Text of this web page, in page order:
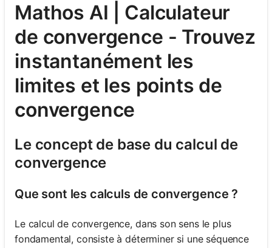
Mathos AI | Calculateur
de convergence - Trouvez
instantanément les
limites et les points de
convergence
Le concept de base du calcul de
convergence
Que sont les calculs de convergence ?
Le calcul de convergence, dans son sens le plus
fondamental, consiste à déterminer si une séquence